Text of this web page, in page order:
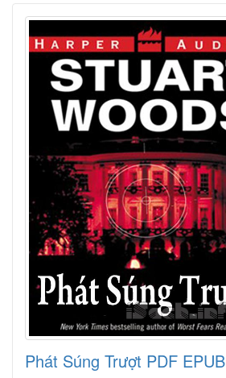
Phát Súng Trượt PDF EPUB